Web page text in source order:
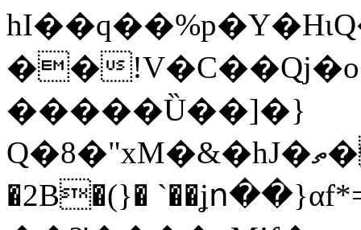
��
�����Ȕ��]�}
Q�8�"xM�&�hJ�ތ��\����\���p1X�6�1����Q4�|
�2B�(}�